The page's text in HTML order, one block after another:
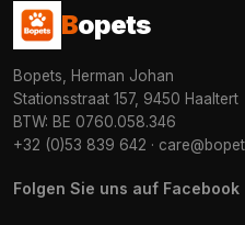
Bopets
Bopets, Herman Johan
Stationsstraat 157, 9450 Haaltert
BTW: BE 0760.058.346
+32 (0)53 839 642 ·
Folgen Sie uns auf Facebook